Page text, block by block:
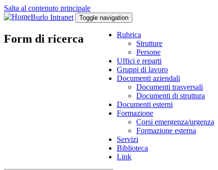
Salta al contenuto principale
Burlo Intranet
Toggle navigation
Rubrica
Strutture
Persone
Uffici e reparti
Gruppi di lavoro
Documenti aziendali
Documenti trasversali
Documenti di struttura
Documenti esterni
Formazione
Corsi emergenza/urgenza
Formazione esterna
Servizi
Biblioteca
Link
Form di ricerca